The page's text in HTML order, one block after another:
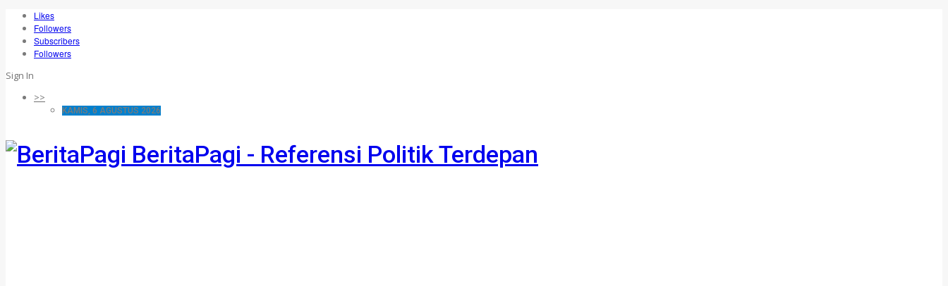
Likes
Followers
Subscribers
Followers
Sign In
>>
KAMIS, 6 AGUSTUS 2026
BeritaPagi - Referensi Politik Terdepan